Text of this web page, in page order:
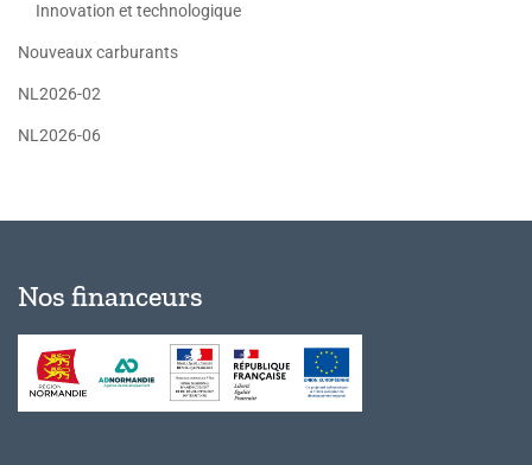
Innovation et technologique
Nouveaux carburants
NL2026-02
NL2026-06
Nos financeurs